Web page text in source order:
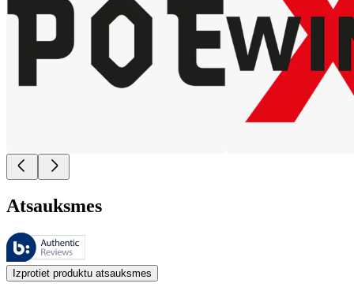
Atsauksmes
Šīs atsauksmes pārvalda Bazaarvoice, un tās atbilst Bazaarvoice
Klientu viedokļi produktu un zvaigžņu vērtējumu veidā ir noderīgi
Izprotiet produktu atsauksmes